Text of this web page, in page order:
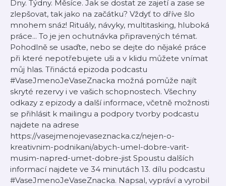
Dny. Týdny. Měsíce. Jak se dostat ze zajetí a zase se
zlepšovat, tak jako na začátku? Vždyť to dříve šlo
mnohem snáz! Rituály, návyky, multitasking, hluboká
práce... To je jen ochutnávka připravených témat.
Pohodlně se usaďte, nebo se dejte do nějaké práce
při které nepotřebujete uši a v klidu můžete vnímat
můj hlas. Třináctá epizoda podcastu
#VaseJmenoJeVaseZnacka možná pomůže najít
skryté rezervy i ve vašich schopnostech. Všechny
odkazy z epizody a další informace, včetně možnosti
se přihlásit k mailingu a podpory tvorby podcastu
najdete na adrese
https://vasejmenojevaseznacka.cz/nejen-o-
kreativnim-podnikani/abych-umel-dobre-varit-
musim-napred-umet-dobre-jist Spoustu dalších
informací najdete ve 34 minutách 13. dílu podcastu
#VaseJmenoJeVaseZnacka. Napsal, vypráví a vyrobil